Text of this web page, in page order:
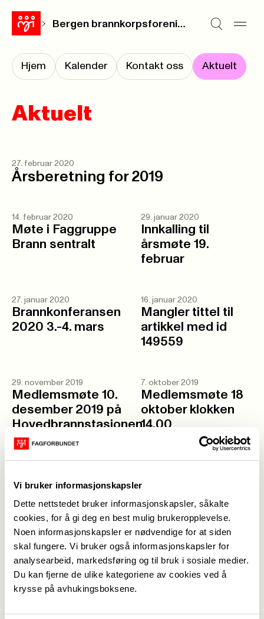
Vi bruker informasjonskapsler
Dette nettstedet bruker informasjonskapsler, såkalte
cookies, for å gi deg en best mulig brukeropplevelse.
Noen informasjonskapsler er nødvendige for at siden
skal fungere. Vi bruker også informasjonskapsler for
analysearbeid, markedsføring og til bruk i sosiale medier.
Du kan fjerne de ulike kategoriene av cookies ved å
krysse på avhukingsboksene.
Bergen brannkorpsforening
Hjem Kalender Kontakt oss Aktuelt
Aktuelt
27. februar 2020
Årsberetning for 2019
14. februar 2020
Møte i Faggruppe
Brann sentralt
29. januar 2020
Innkalling til
årsmøte 19.
februar
27. januar 2020
Brannkonferansen
2020 3.-4. mars
16. januar 2020
Mangler tittel til
artikkel med id
149559
29. november 2019
Medlemsmøte 10.
desember 2019 på
Hovedbrannstasjonen
16.00
7. oktober 2019
Medlemsmøte 18
oktober klokken
14.00
13. juni 2019
Medlemsmøte torsdag 20 juni -
oppmøte 15.30 i kantinen på HST.
1. februar 2019
Miljø og
brannforebyggende
konferanse 2019
1. februar 2019
Brannkonferansen
2019